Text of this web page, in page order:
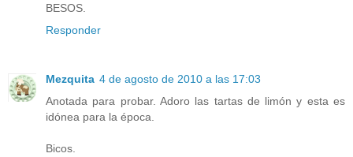
BESOS.
Responder
Mezquita 4 de agosto de 2010 a las 17:03
Anotada para probar. Adoro las tartas de limón y esta es
idónea para la época.
Bicos.